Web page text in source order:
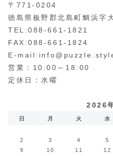
〒771-0204
徳島県板野郡北島町鯛浜字
TEL:088-661-1821
FAX:088-661-1824
E-
営業：10:00～18:00
定休日：水曜
2026
日 月 火 水
2
3 4 5
9
10 11 12